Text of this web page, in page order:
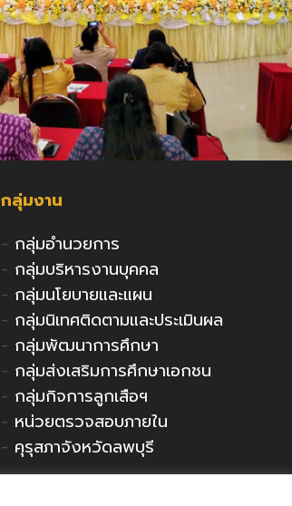
กลุ่มงาน
- กลุ่มอำนวยการ
- กลุ่มบริหารงานบุคคล
- กลุ่มนโยบายและแผน
- กลุ่มนิเทศติดตามและประเมินผล
- กลุ่มพัฒนาการศึกษา
- กลุ่มส่งเสริมการศึกษาเอกชน
- กลุ่มกิจการลูกเสือฯ
- หน่วยตรวจสอบภายใน
- คุรุสภาจังหวัดลพบุรี